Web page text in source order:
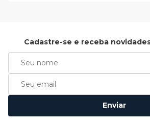
Cadastre-se e receba
Enviar